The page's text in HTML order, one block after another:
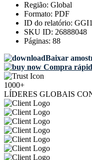
Região: Global
Formato: PDF
ID do relatório:
SKU ID: 26888048
Páginas: 88
Baixar
Compra
1000+
LÍDERES GLOBAIS